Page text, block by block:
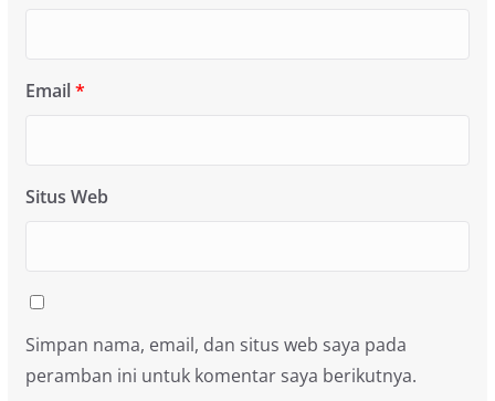
Email*
Situs Web
Simpan nama, email, dan situs web saya pada
peramban ini untuk komentar saya berikutnya.